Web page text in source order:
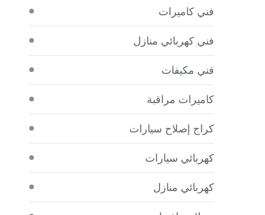
فني كاميرات
فني كهربائي منازل
فني مكيفات
كاميرات مراقبة
كراج إصلاح سيارات
كهربائي سيارات
كهربائي منازل